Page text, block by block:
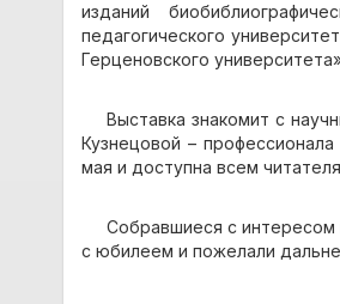
изданий
педагогического
Герценовского
Выставка знакомит с
Кузнецовой –
мая и доступна всем
Собравшиеся с интересом
с юбилеем и пожелали